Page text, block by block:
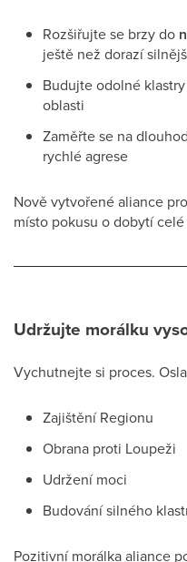
Rozšiřujte se brzy do
ještě než dorazí
Budujte odolné
oblasti
Zaměřte se na
rychlé agrese
Nově vytvořené aliance
místo pokusu o dobytí
Udržujte morálku
Vychutnejte si proces.
Zajištění Regionu
Obrana proti Loupeži
Udržení moci
Budování silného
Pozitivní morálka aliance